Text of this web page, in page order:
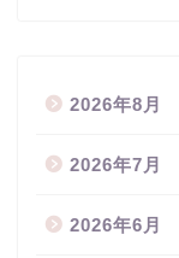
2026年8月
2026年7月
2026年6月